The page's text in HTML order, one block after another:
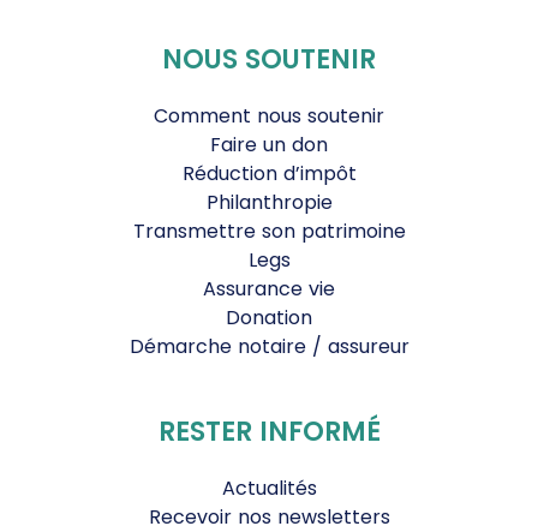
NOUS SOUTENIR
Comment nous soutenir
Faire un don
Réduction d’impôt
Philanthropie
Transmettre son patrimoine
Legs
Assurance vie
Donation
Démarche notaire / assureur
RESTER INFORMÉ
Actualités
Recevoir nos newsletters